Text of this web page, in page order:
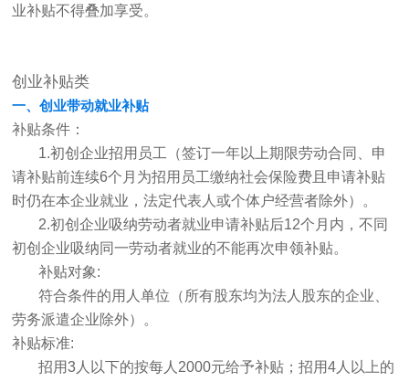
业补贴不得叠加享受。
创业补贴类
一、创业带动就业补贴
补贴条件：
1.初创企业招用员工（签订一年以上期限劳动合同、申
请补贴前连续6个月为招用员工缴纳社会保险费且申请补贴
时仍在本企业就业，法定代表人或个体户经营者除外）。
2.初创企业吸纳劳动者就业申请补贴后12个月内，不同
初创企业吸纳同一劳动者就业的不能再次申领补贴。
补贴对象:
符合条件的用人单位（所有股东均为法人股东的企业、
劳务派遣企业除外）。
补贴标准:
招用3人以下的按每人2000元给予补贴；招用4人以上的